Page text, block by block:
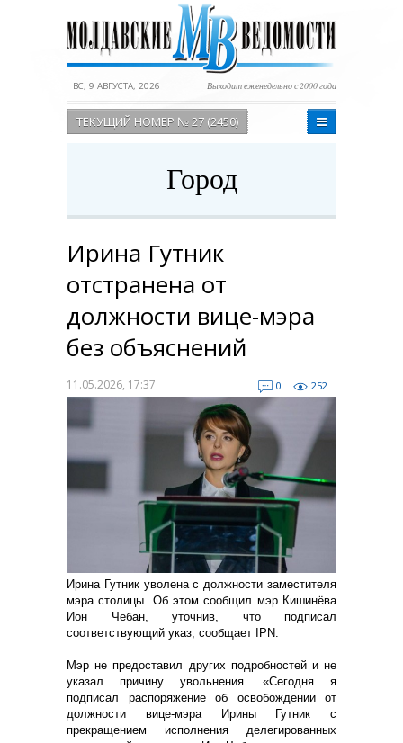
ВС, 9 АВГУСТА, 2026 Выходит еженедельно с 2000 года
ТЕКУЩИЙ НОМЕР № 27 (2450)
Город
Ирина Гутник
отстранена от
должности вице-мэра
без объяснений
11.05.2026, 17:37 0 252
Ирина Гутник уволена с должности заместителя
мэра столицы. Об этом сообщил мэр Кишинёва
Ион Чебан, уточнив, что подписал
соответствующий указ, сообщает IPN.
Мэр не предоставил других подробностей и не
указал причину увольнения. «Сегодня я
подписал распоряжение об освобождении от
должности вице-мэра Ирины Гутник с
прекращением исполнения делегированных